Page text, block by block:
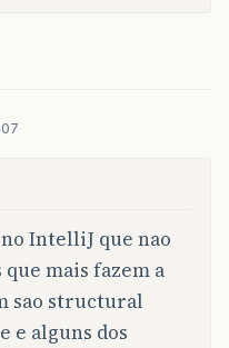
IntelliJ que nao
mais fazem a
sao structural
e alguns dos